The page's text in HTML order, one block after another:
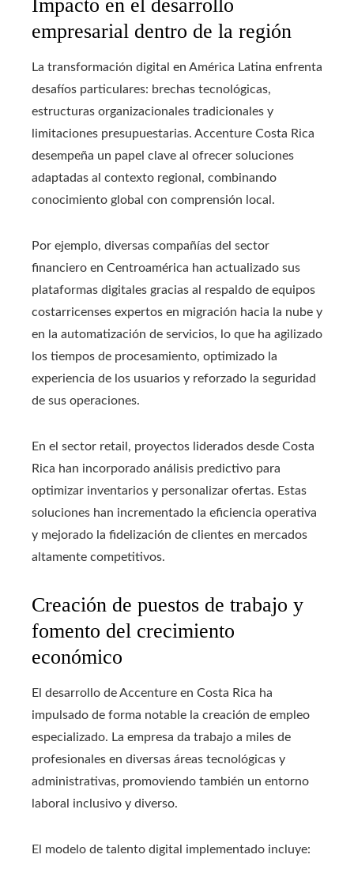
Impacto en el desarrollo
empresarial dentro de la región
La transformación digital en América Latina enfrenta
desafíos particulares: brechas tecnológicas,
estructuras organizacionales tradicionales y
limitaciones presupuestarias. Accenture Costa Rica
desempeña un papel clave al ofrecer soluciones
adaptadas al contexto regional, combinando
conocimiento global con comprensión local.
Por ejemplo, diversas compañías del sector
financiero en Centroamérica han actualizado sus
plataformas digitales gracias al respaldo de equipos
costarricenses expertos en migración hacia la nube y
en la automatización de servicios, lo que ha agilizado
los tiempos de procesamiento, optimizado la
experiencia de los usuarios y reforzado la seguridad
de sus operaciones.
En el sector retail, proyectos liderados desde Costa
Rica han incorporado análisis predictivo para
optimizar inventarios y personalizar ofertas. Estas
soluciones han incrementado la eficiencia operativa
y mejorado la fidelización de clientes en mercados
altamente competitivos.
Creación de puestos de trabajo y
fomento del crecimiento
económico
El desarrollo de Accenture en Costa Rica ha
impulsado de forma notable la creación de empleo
especializado. La empresa da trabajo a miles de
profesionales en diversas áreas tecnológicas y
administrativas, promoviendo también un entorno
laboral inclusivo y diverso.
El modelo de talento digital implementado incluye: